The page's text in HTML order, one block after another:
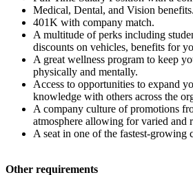
Medical, Dental, and Vision benefits.
401K with company match.
A multitude of perks including
discounts on vehicles, benefits for
A great wellness program to keep
physically and mentally.
Access to opportunities to expand
knowledge with others across the
A company culture of promotions
atmosphere allowing for varied and
A seat in one of the fastest-growing
Other requirements